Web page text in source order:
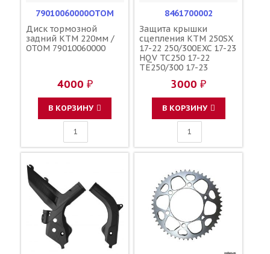
79010060000OTOM
Диск тормозной
задний KTM 220мм /
OTOM 79010060000
4000 ₽
В КОРЗИНУ
8461700002
Защита крышки
сцепления KTM 250SX
17-22 250/300EXC 17-23
HQV TC250 17-22
TE250/300 17-23
POLISPORT
5604415081224
3000 ₽
В КОРЗИНУ